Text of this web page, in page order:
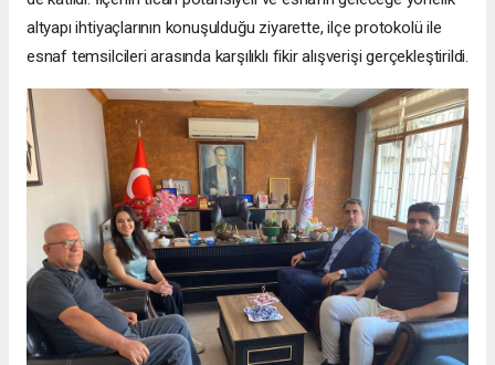
altyapı ihtiyaçlarının konuşulduğu ziyarette, ilçe protokolü ile
esnaf temsilcileri arasında karşılıklı fikir alışverişi gerçekleştirildi.